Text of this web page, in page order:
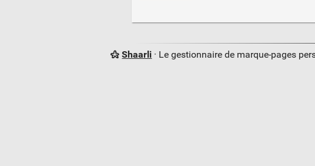
Shaarli · Le gestionnaire de marque-pages